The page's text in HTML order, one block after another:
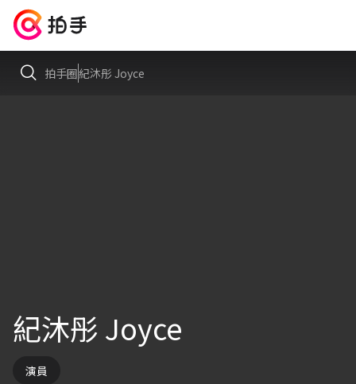
拍手圈紀沐彤 Joyce
紀沐彤 Joyce
演員